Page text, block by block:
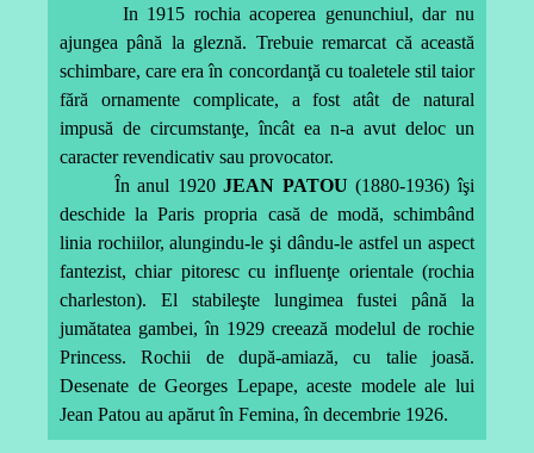
In 1915 rochia acoperea genunchiul, dar nu
ajungea până la gleznă. Trebuie remarcat că această
schimbare, care era în concordanţă cu toaletele stil taior
fără ornamente complicate, a fost atât de natural
impusă de circumstanţe, încât ea n-a avut deloc un
caracter revendicativ sau provocator.
În anul 1920JEAN PATOU(1880-1936) îşi
deschide la Paris propria casă de modă, schimbând
linia rochiilor, alungindu-le şi dându-le astfel un aspect
fantezist, chiar pitoresc cu influenţe orientale (rochia
charleston). El stabileşte lungimea fustei până la
jumătatea gambei, în 1929 creează modelul de rochie
Princess. Rochii de după-amiază, cu talie joasă.
Desenate de Georges Lepape, aceste modele ale lui
Jean Patou au apărut în Femina, în decembrie 1926.